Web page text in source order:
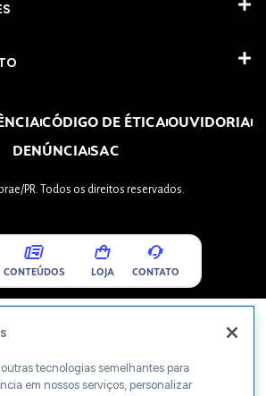
CÓDIGO DE ÉTICAOUVIDORIA
DENÚNCIASAC
PR. Todos os direitos reservados.
CONTEÚDOS LOJA CONTATO
tecnologias semelhantes para
em nossos serviços, personalizar